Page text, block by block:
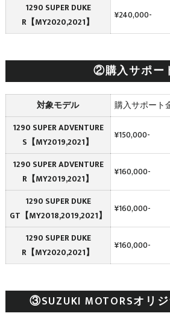
1290 SUPER DUKE
R【MY2020,2021】
¥240,000-
②購入サポー
対象モデル
購入サポート
1290 SUPER ADVENTURE
S【MY2019,2021】
¥150,000-
1290 SUPER ADVENTURE
R【MY2019,2021】
¥160,000-
1290 SUPER DUKE
GT【MY2018,2019,2021】
¥160,000-
1290 SUPER DUKE
R【MY2020,2021】
¥160,000-
③SUZUKI MOTORSオリ